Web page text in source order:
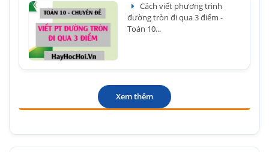
Cách viết phương trình
đường tròn đi qua 3 điểm -
Toán 10...
Xem thêm